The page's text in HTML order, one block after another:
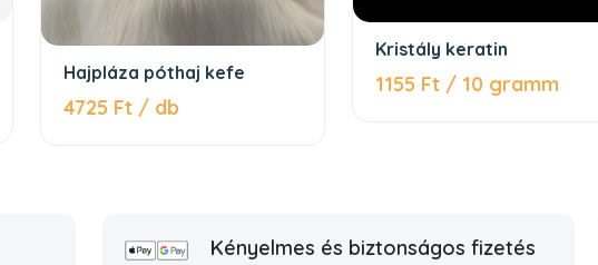
Hajpláza póthaj kefe
4725 Ft / db
Kristály keratin
1155 Ft / 10 gramm
Kényelmes és biztonságos fizetés